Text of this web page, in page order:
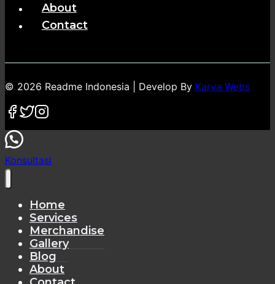
About
Contact
© 2026 Readme Indonesia | Develop By Karya Webs
Konsultasi
Home
Services
Merchandise
Gallery
Blog
About